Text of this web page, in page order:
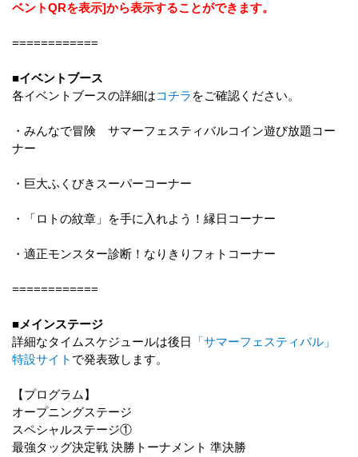
ベントQRを表示]から表示することができます。
============
■イベントブース
各イベントブースの詳細はコチラ をご確認ください。
・みんなで冒険 サマーフェスティバルコイン遊び放題コー
ナー
・巨大ふくびきスーパーコーナー
・「ロトの紋章」を手に入れよう！縁日コーナー
・適正モンスター診断！なりきりフォトコーナー
============
■メインステージ
詳細なタイムスケジュールは後日
「サマーフェスティバル」
特設サイト で発表致します。
【プログラム】
オープニングステージ
スペシャルステージ①
最強タッグ決定戦 決勝トーナメント 準決勝